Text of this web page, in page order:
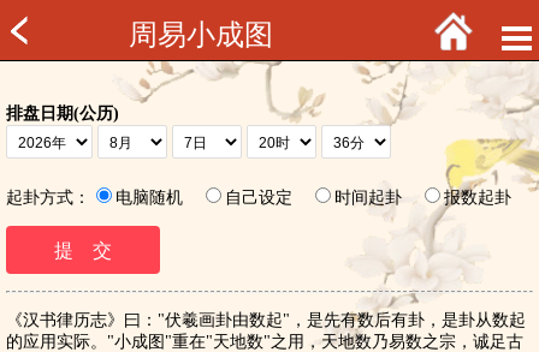
周易小成图
排盘日期(公历)
起卦方式： 电脑随机 自己设定 时间起卦 报数起卦
《汉书律历志》曰："伏羲画卦由数起"，是先有数后有卦，是卦从数起
的应用实际。"小成图"重在"天地数"之用，天地数乃易数之宗，诚足古